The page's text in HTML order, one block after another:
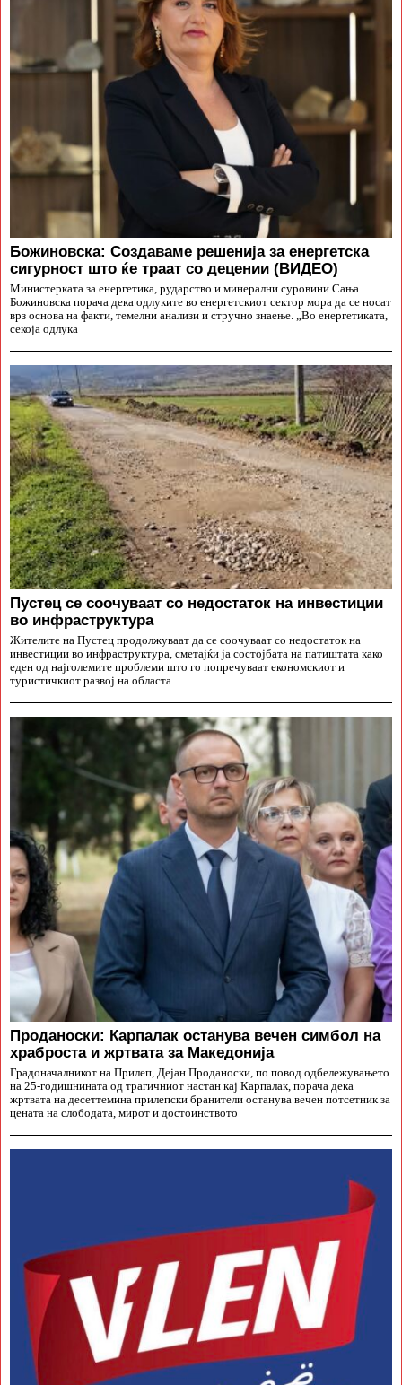
Божиновска: Создаваме решенија за енергетска
сигурност што ќе траат со децении (ВИДЕО)
Министерката за енергетика, рударство и минерални суровини Сања
Божиновска порача дека одлуките во енергетскиот сектор мора да се носат
врз основа на факти, темелни анализи и стручно знаење. „Во енергетиката,
секоја одлука
Пустец се соочуваат со недостаток на инвестиции
во инфраструктура
Жителите на Пустец продолжуваат да се соочуваат со недостаток на
инвестиции во инфраструктура, сметајќи ја состојбата на патиштата како
еден од најголемите проблеми што го попречуваат економскиот и
туристичкиот развој на областа
Проданоски: Карпалак останува вечен симбол на
храброста и жртвата за Македонија
Градоначалникот на Прилеп, Дејан Проданоски, по повод одбележувањето
на 25-годишнината од трагичниот настан кај Карпалак, порача дека
жртвата на десеттемина прилепски бранители останува вечен потсетник за
цената на слободата, мирот и достоинството